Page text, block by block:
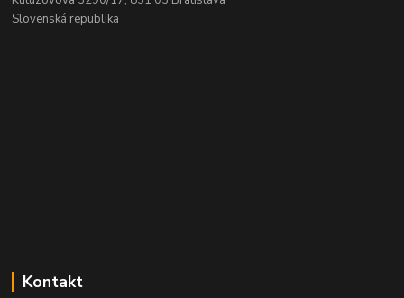
Slovenská republika
Kontakt